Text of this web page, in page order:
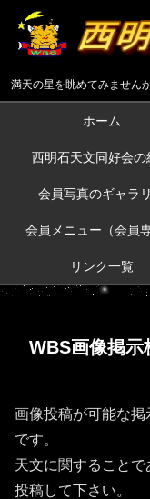
満天の星を眺めてみません
ホーム
西明石天文同好会の
会員写真のギャラ
会員メニュー（会員専
リンク一覧
WBS画像掲示
画像投稿が可能な
です。
天文に関すること
投稿して下さい。